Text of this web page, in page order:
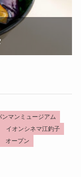
ンマンミュージアム
イオンシネマ江釣子
オープン